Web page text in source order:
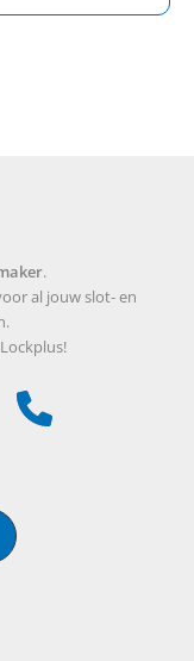
.
al jouw slot- en